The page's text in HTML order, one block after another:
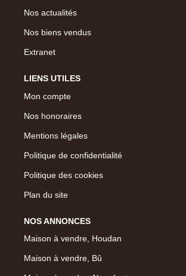
Nos actualités
Nos biens vendus
Extranet
LIENS UTILES
Mon compte
Nos honoraires
Mentions légales
Politique de confidentialité
Politique des cookies
Plan du site
NOS ANNONCES
Maison à vendre, Houdan
Maison à vendre, Bû